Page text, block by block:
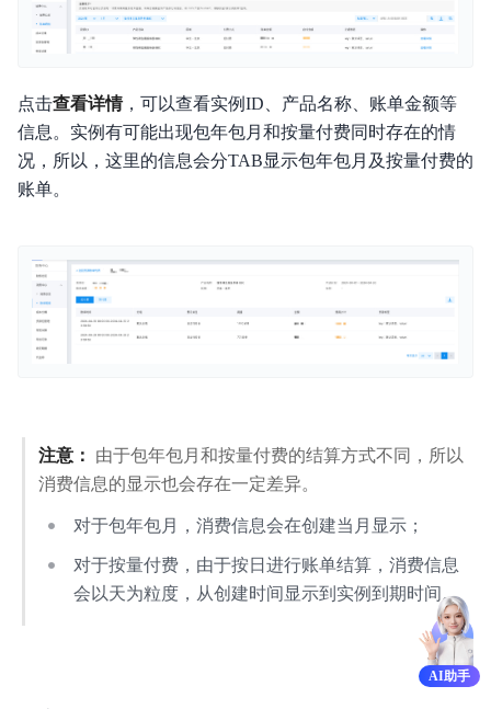
点击查看详情，可以查看实例ID、产品名称、账单金额等
信息。实例有可能出现包年包月和按量付费同时存在的情
况，所以，这里的信息会分TAB显示包年包月及按量付费的
账单。
注意：
由于包年包月和按量付费的结算方式不同，所以
消费信息的显示也会存在一定差异。
对于包年包月，消费信息会在创建当月显示；
对于按量付费，由于按日进行账单结算，消费信息
会以天为粒度，从创建时间显示到实例到期时间。
AI助手